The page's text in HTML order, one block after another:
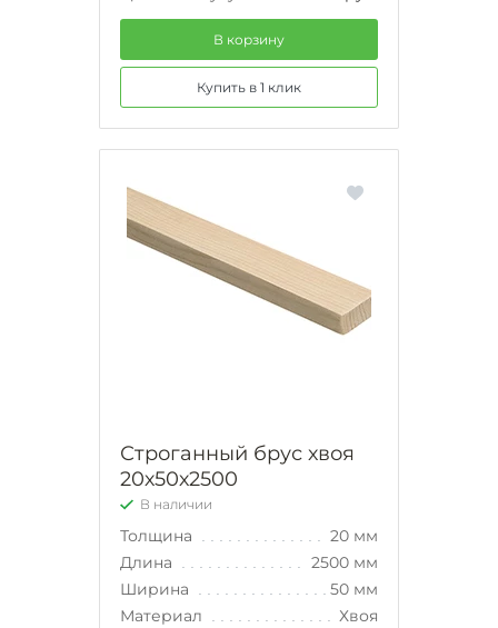
В корзину
Купить в 1 клик
Строганный брус хвоя
20х50х2500
В наличии
Толщина
20 мм
Длина
2500 мм
Ширина
50 мм
Материал
Хвоя